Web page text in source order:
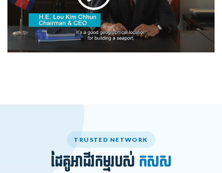
TRUSTED NETWORK
ដៃគូអាជីវកម្មរបស់ កសស